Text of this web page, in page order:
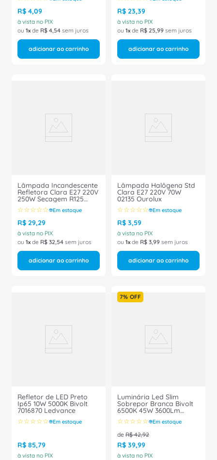
R$ 4,09
à vista no PIX
ou 1 de R$ 4,54 sem juros
adicionar ao carrinho
R$ 23,39
à vista no PIX
ou 1 de R$ 25,99 sem juros
adicionar ao carrinho
Lâmpada Incandescente
Refletora Clara E27 220V
250W Secagem R125
Ourolux
☆☆☆☆☆ Em estoque
R$ 29,29
à vista no PIX
ou 1 de R$ 32,54 sem juros
adicionar ao carrinho
Lâmpada Halôgena Std
Clara E27 220V 70W
02135 Ourolux
☆☆☆☆☆ Em estoque
R$ 3,59
à vista no PIX
ou 1 de R$ 3,99 sem juros
adicionar ao carrinho
Refletor de LED Preto
Ip65 10W 5000K Bivolt
7016870 Ledvance
☆☆☆☆☆ Em estoque
R$ 85,79
à vista no PIX
7% OFF
Luminária Led Slim
Sobrepor Branca Bivolt
6500K 45W 3600Lm
05904 Ourolux
☆☆☆☆☆ Em estoque
de R$ 42,92
R$ 39,99
à vista no PIX